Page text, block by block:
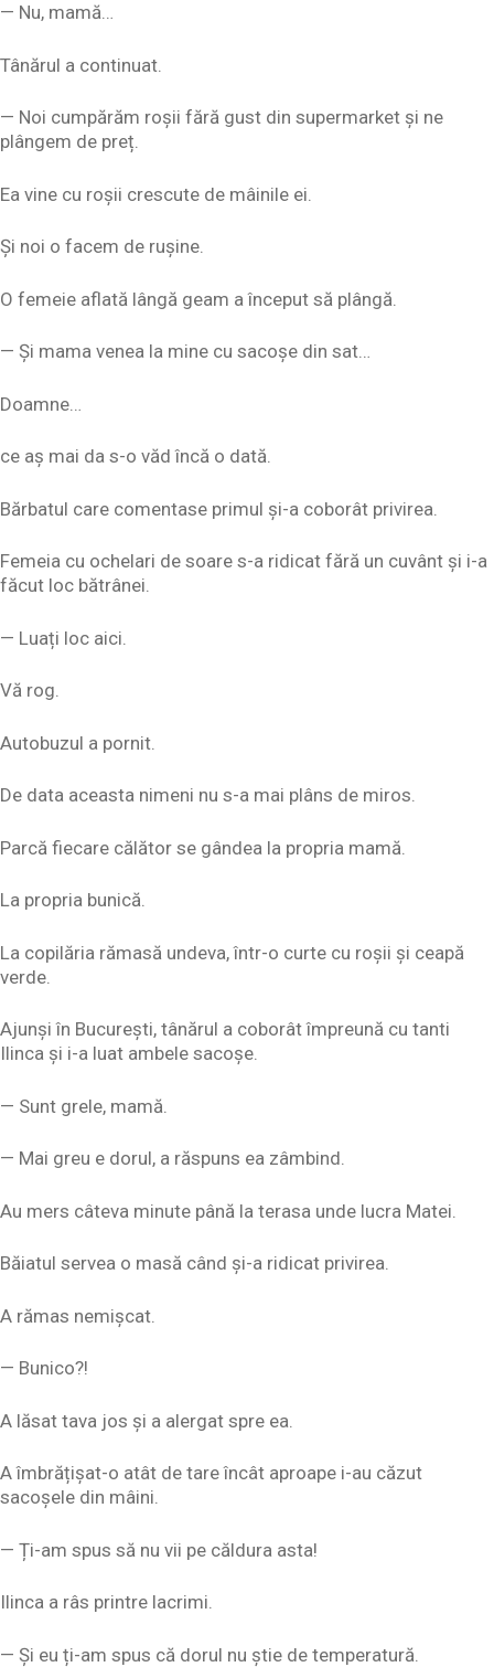
— Nu, mamă…
Tânărul a continuat.
— Noi cumpărăm roșii fără gust din supermarket și ne
plângem de preț.
Ea vine cu roșii crescute de mâinile ei.
Și noi o facem de rușine.
O femeie aflată lângă geam a început să plângă.
— Și mama venea la mine cu sacoșe din sat…
Doamne…
ce aș mai da s-o văd încă o dată.
Bărbatul care comentase primul și-a coborât privirea.
Femeia cu ochelari de soare s-a ridicat fără un cuvânt și i-a
făcut loc bătrânei.
— Luați loc aici.
Vă rog.
Autobuzul a pornit.
De data aceasta nimeni nu s-a mai plâns de miros.
Parcă fiecare călător se gândea la propria mamă.
La propria bunică.
La copilăria rămasă undeva, într-o curte cu roșii și ceapă
verde.
Ajunși în București, tânărul a coborât împreună cu tanti
Ilinca și i-a luat ambele sacoșe.
— Sunt grele, mamă.
— Mai greu e dorul, a răspuns ea zâmbind.
Au mers câteva minute până la terasa unde lucra Matei.
Băiatul servea o masă când și-a ridicat privirea.
A rămas nemișcat.
— Bunico?!
A lăsat tava jos și a alergat spre ea.
A îmbrățișat-o atât de tare încât aproape i-au căzut
sacoșele din mâini.
— Ți-am spus să nu vii pe căldura asta!
Ilinca a râs printre lacrimi.
— Și eu ți-am spus că dorul nu știe de temperatură.